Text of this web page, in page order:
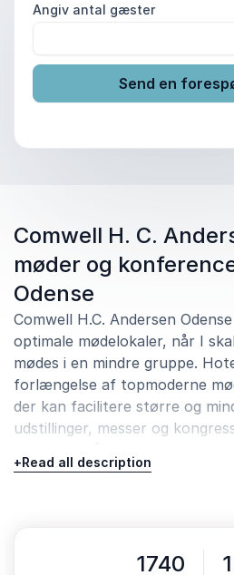
Angiv antal gæster
Send en
Comwell H. C.
møder og
Odense
Comwell H.C. Andersen
optimale mødelokaler, når I
mødes i en mindre gruppe.
forlængelse af topmoderne
der kan facilitere større og
udstillinger, messer og
lokaler er indrettet med
+Read all description
1740